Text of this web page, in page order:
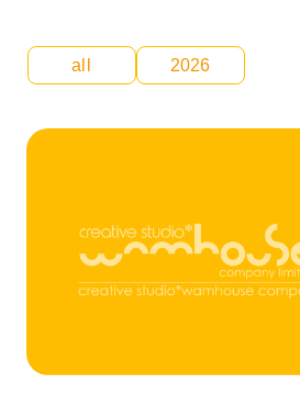
all 2026